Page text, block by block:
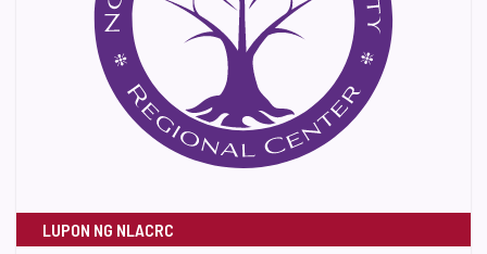
LUPON NG NLACRC